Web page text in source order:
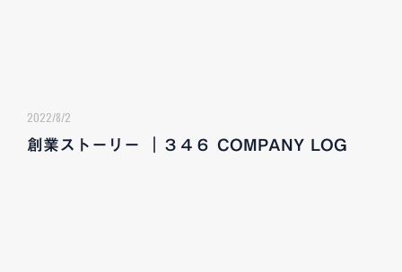
2022/8/2
創業ストーリー ｜３４６ COMPANY LOG